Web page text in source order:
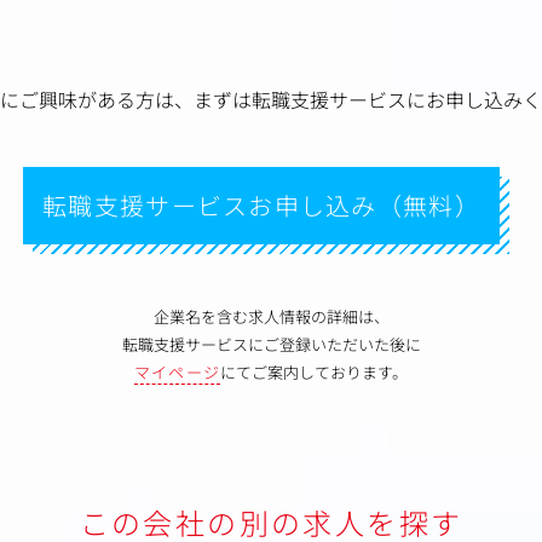
ご興味がある方は、 まずは転職支援サービスにお申し込み
転職支援サービスお申し込み（無料）
企業名を含む求人情報の詳細は、
転職支援サービスにご登録いただいた後に
マイページにてご案内しております。
この会社の別の求人を探す